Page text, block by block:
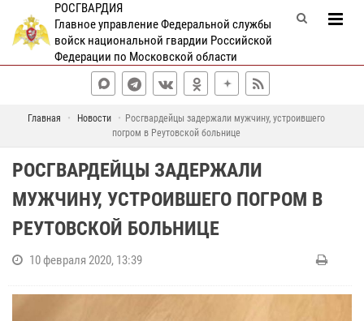
РОСГВАРДИЯ
Главное управление Федеральной службы
войск национальной гвардии Российской
Федерации по Московской области
Главная Новости
Росгвардейцы задержали мужчину, устроившего
погром в Реутовской больнице
РОСГВАРДЕЙЦЫ ЗАДЕРЖАЛИ
МУЖЧИНУ, УСТРОИВШЕГО ПОГРОМ В
РЕУТОВСКОЙ БОЛЬНИЦЕ
10 февраля 2020, 13:39